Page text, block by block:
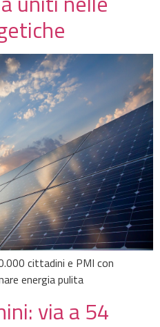
cittadini e PMI con
energia pulita
via a 54